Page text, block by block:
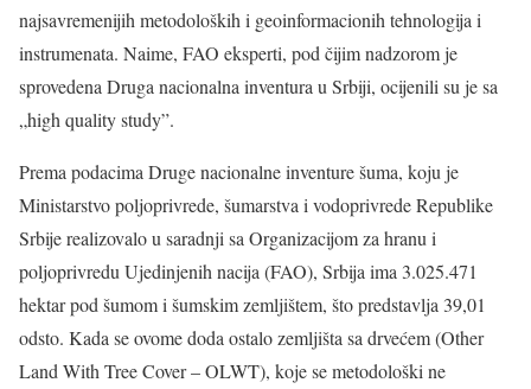
najsavremenijih metodoloških i geoinformacionih tehnologija i
instrumenata. Naime, FAO eksperti, pod čijim nadzorom je
sprovedena Druga nacionalna inventura u Srbiji, ocijenili su je sa
„high quality study”.
Prema podacima Druge nacionalne inventure šuma, koju je
Ministarstvo poljoprivrede, šumarstva i vodoprivrede Republike
Srbije realizovalo u saradnji sa Organizacijom za hranu i
poljoprivredu Ujedinjenih nacija (FAO), Srbija ima 3.025.471
hektar pod šumom i šumskim zemljištem, što predstavlja 39,01
odsto. Kada se ovome doda ostalo zemljišta sa drvećem (Other
Land With Tree Cover – OLWT), koje se metodološki ne